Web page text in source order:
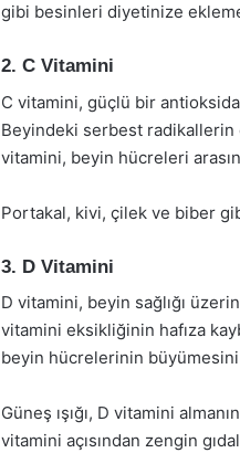
gibi besinleri diyetinize
2. C Vitamini
C vitamini, güçlü bir
Beyindeki serbest radikallerin
vitamini, beyin hücreleri
Portakal, kivi, çilek ve biber
3. D Vitamini
D vitamini, beyin sağlığı
vitamini eksikliğinin hafıza
beyin hücrelerinin büyümesini
Güneş ışığı, D vitamini
vitamini açısından zengin